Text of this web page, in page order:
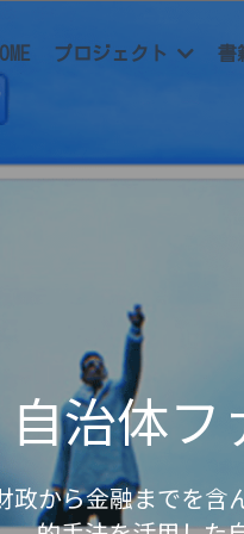
プロジェクト 書
自治体
政から金融までを
的手法を活用した